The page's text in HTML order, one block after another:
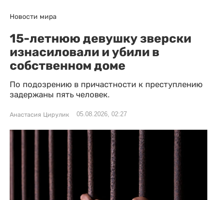
Новости мира
15-летнюю девушку зверски
изнасиловали и убили в
собственном доме
По подозрению в причастности к преступлению
задержаны пять человек.
Анастасия Цирулик 05.08.2026, 02:27